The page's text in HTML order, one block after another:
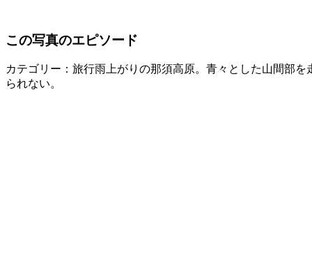
この写真のエピソード
カテゴリー：旅行雨上がりの那須高原。青々とした山間部を
られない。